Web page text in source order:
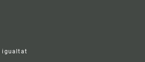
igualtat